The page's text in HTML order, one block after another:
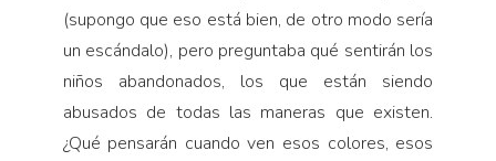
(supongo que eso está bien, de otro modo sería
un escándalo), pero preguntaba qué sentirán los
niños abandonados, los que están siendo
abusados de todas las maneras que existen.
¿Qué pensarán cuando ven esos colores, esos